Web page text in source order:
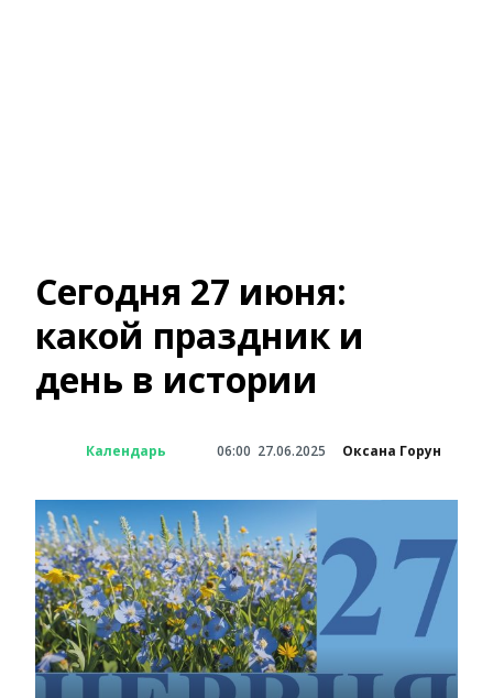
Сегодня 27 июня:
какой праздник и
день в истории
Календарь 06:00 27.06.2025 Оксана Горун